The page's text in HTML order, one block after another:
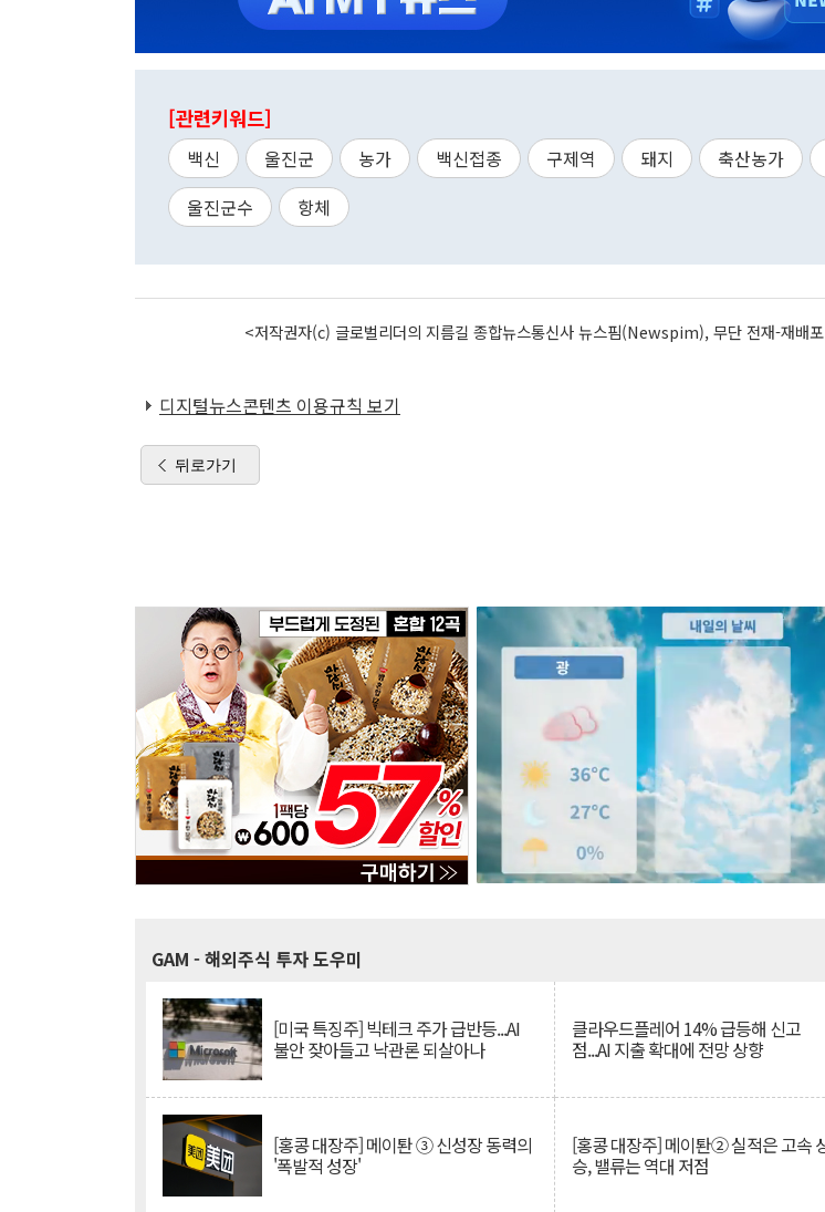
[관련키워드]
백신 울진군 농가 백신접종 구제역 돼지 축산농가
울진군수
항체
<저작권자(c) 글로벌리더의 지름길 종합뉴스통신사 뉴스핌(Newspim), 무단 전재-재배
디지털뉴스콘텐츠 이용규칙 보기
뒤로가기
GAM - 해외주식 투자 도우미
[미국 특징주] 빅테크 주가 급반등...AI
불안 잦아들고 낙관론 되살아나
클라우드플레어 14% 급등해 신고
점...AI 지출 확대에 전망 상향
[홍콩 대장주] 메이퇀 ③ 신성장 동력의
'폭발적 성장'
[홍콩 대장주] 메이퇀② 실적은 고속
승, 밸류는 역대 저점